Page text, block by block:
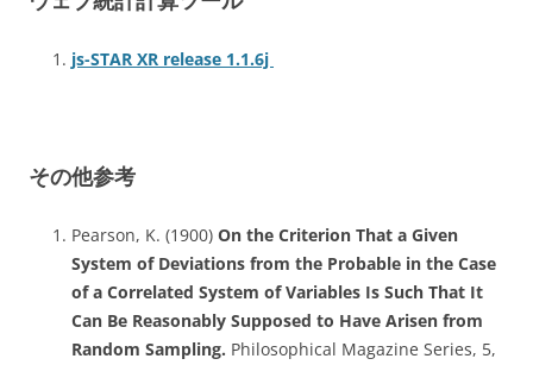
js-STAR XR release 1.1.6j
その他参考
Pearson, K. (1900) On the Criterion That a Given
System of Deviations from the Probable in the Case
of a Correlated System of Variables Is Such That It
Can Be Reasonably Supposed to Have Arisen from
Random Sampling. Philosophical Magazine Series, 5,